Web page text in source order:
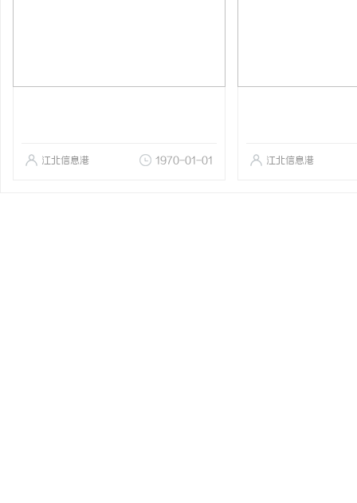
江北信息港 1970-01-01 江北信息港